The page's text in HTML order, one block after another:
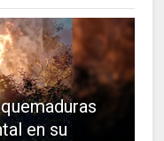
en su